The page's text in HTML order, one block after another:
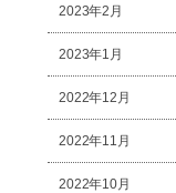
2023年2月
2023年1月
2022年12月
2022年11月
2022年10月